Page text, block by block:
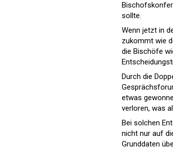
sollte.
Wenn jetzt in
zukommt wie
die Bischöfe
Durch die
etwas
verloren, was
Bei solchen
nicht nur auf
Grunddaten